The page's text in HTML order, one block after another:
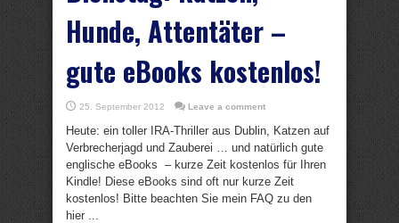
Hunde, Attentäter –
gute eBooks kostenlos!
25. September 2012 Leave a comment
Heute: ein toller IRA-Thriller aus Dublin, Katzen auf
Verbrecherjagd und Zauberei … und natürlich gute
englische eBooks – kurze Zeit kostenlos für Ihren
Kindle! Diese eBooks sind oft nur kurze Zeit
kostenlos! Bitte beachten Sie mein FAQ zu den
hier ...